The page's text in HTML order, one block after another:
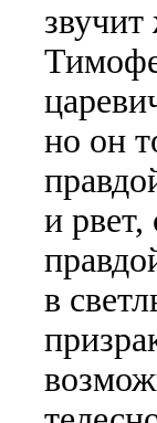
но он
и рвет,
в